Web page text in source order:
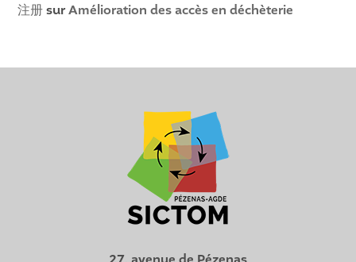
注册surAmélioration des accès en déchèterie